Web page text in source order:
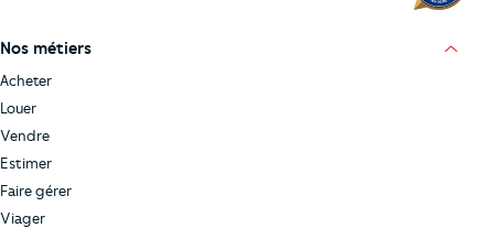
Nos métiers
Acheter
Louer
Vendre
Estimer
Faire gérer
Viager